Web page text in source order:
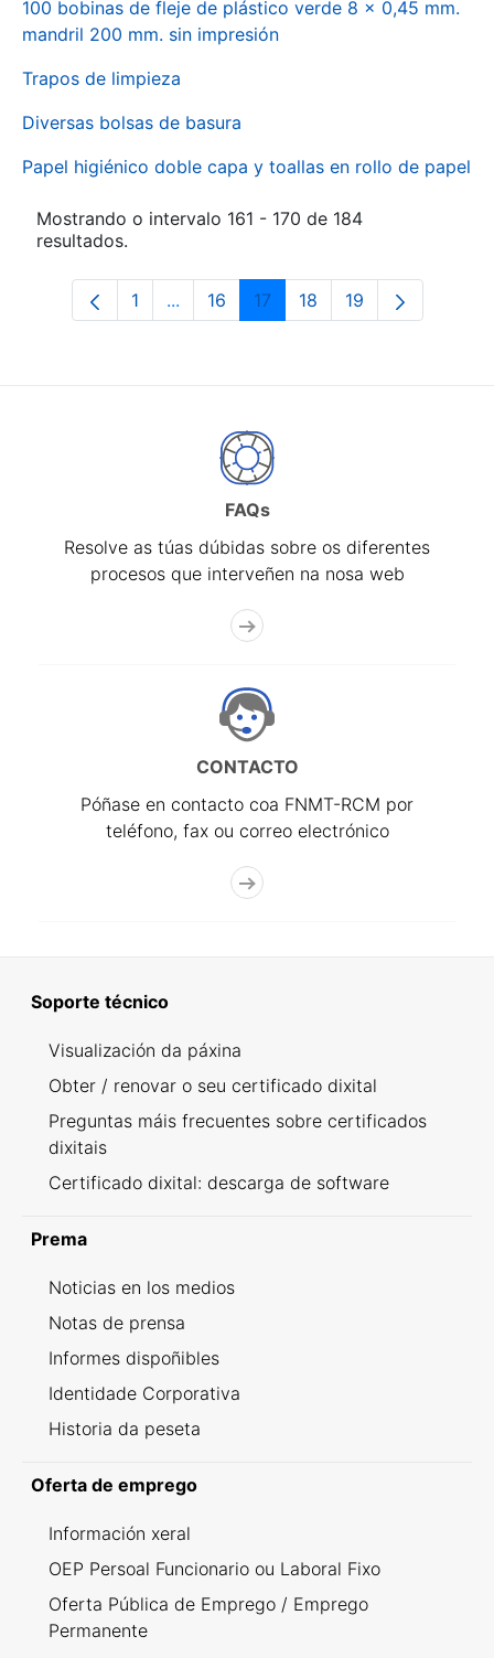
100 bobinas de fleje de plástico verde 8 x 0,45 mm.
mandril 200 mm. sin impresión
Trapos de limpieza
Diversas bolsas de basura
Papel higiénico doble capa y toallas en rollo de papel
Mostrando o intervalo 161 - 170 de 184
resultados.
Páxina
1 ...Páxinas intermedias Use pestaña
Páxina
16 Páxina
17 Páxina
18 Páxina
19
FAQs
Resolve as túas dúbidas sobre os diferentes
procesos que interveñen na nosa web
CONTACTO
Póñase en contacto coa FNMT-RCM por
teléfono, fax ou correo electrónico
Soporte técnico
Visualización da páxina
Obter / renovar o seu certificado dixital
Preguntas máis frecuentes sobre certificados
dixitais
Certificado dixital: descarga de software
Prema
Noticias en los medios
Notas de prensa
Informes dispoñibles
Identidade Corporativa
Historia da peseta
Oferta de emprego
Información xeral
OEP Persoal Funcionario ou Laboral Fixo
Oferta Pública de Emprego / Emprego
Permanente